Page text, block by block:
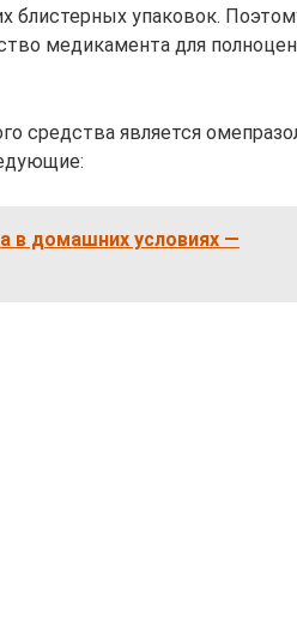
блистерных упаковок.
медикамента для
средства является
в домашних условиях —